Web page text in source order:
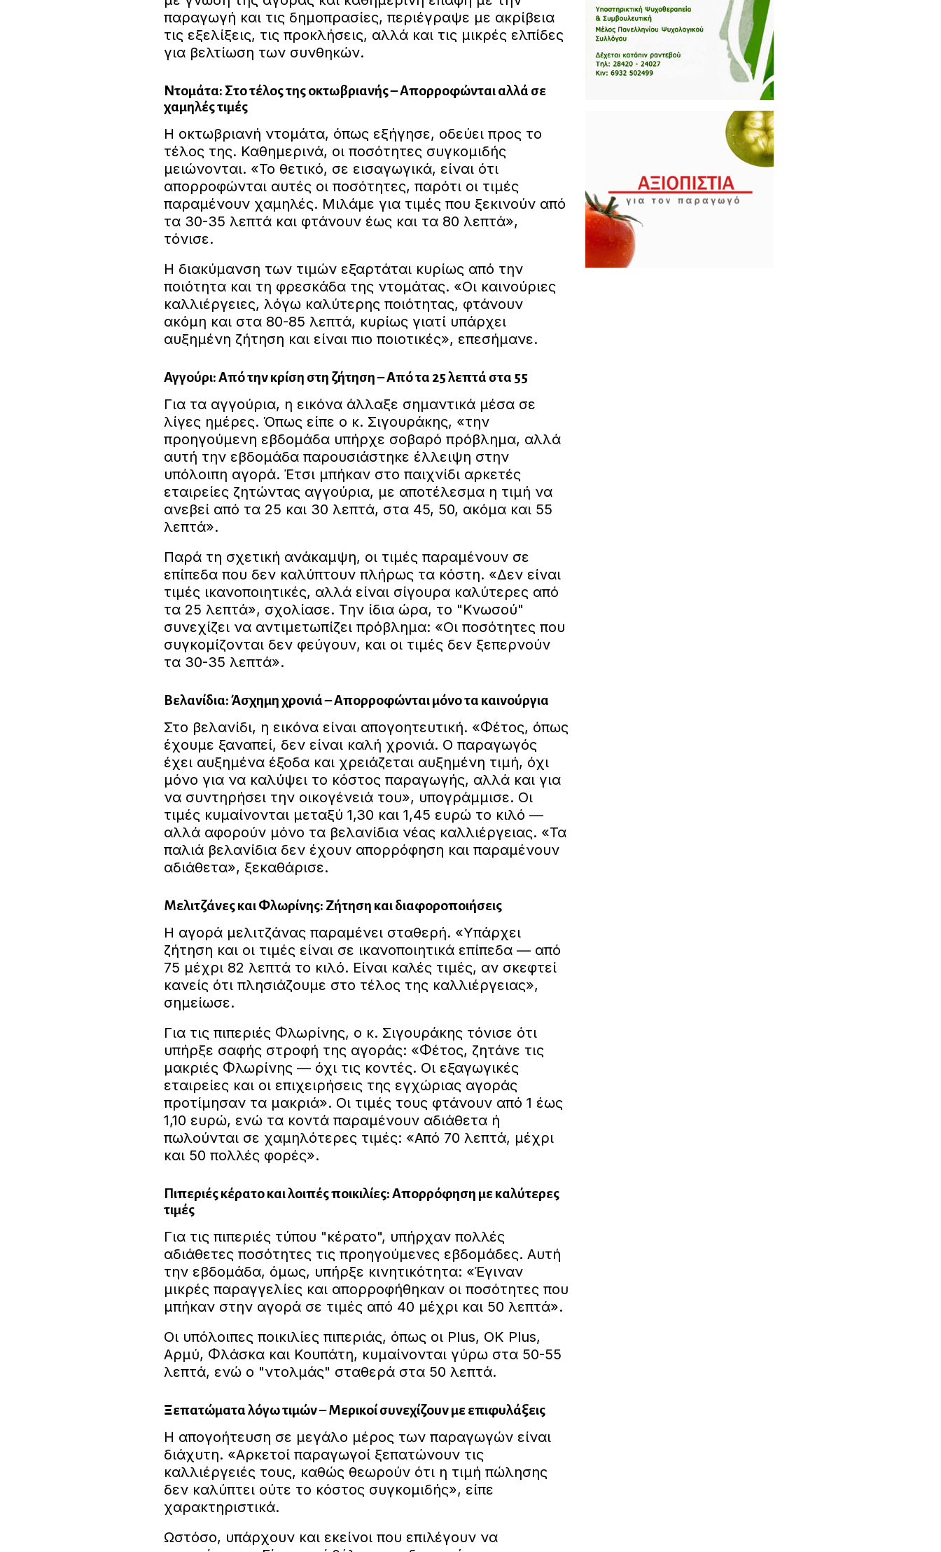
παραγωγή και τις δημοπρασίες, περιέγραψε με ακρίβεια
τις εξελίξεις, τις προκλήσεις, αλλά και τις μικρές ελπίδες
για βελτίωση των συνθηκών.
Ντομάτα: Στο τέλος της οκτωβριανής – Απορροφώνται αλλά σε
χαμηλές τιμές
Η οκτωβριανή ντομάτα, όπως εξήγησε, οδεύει προς το
τέλος της. Καθημερινά, οι ποσότητες συγκομιδής
μειώνονται. «Το θετικό, σε εισαγωγικά, είναι ότι
απορροφώνται αυτές οι ποσότητες, παρότι οι τιμές
παραμένουν χαμηλές. Μιλάμε για τιμές που ξεκινούν από
τα 30-35 λεπτά και φτάνουν έως και τα 80 λεπτά»,
τόνισε.
Η διακύμανση των τιμών εξαρτάται κυρίως από την
ποιότητα και τη φρεσκάδα της ντομάτας. «Οι καινούριες
καλλιέργειες, λόγω καλύτερης ποιότητας, φτάνουν
ακόμη και στα 80-85 λεπτά, κυρίως γιατί υπάρχει
αυξημένη ζήτηση και είναι πιο ποιοτικές», επεσήμανε.
Αγγούρι: Από την κρίση στη ζήτηση – Από τα 25 λεπτά στα 55
Για τα αγγούρια, η εικόνα άλλαξε σημαντικά μέσα σε
λίγες ημέρες. Όπως είπε ο κ. Σιγουράκης, «την
προηγούμενη εβδομάδα υπήρχε σοβαρό πρόβλημα, αλλά
αυτή την εβδομάδα παρουσιάστηκε έλλειψη στην
υπόλοιπη αγορά. Έτσι μπήκαν στο παιχνίδι αρκετές
εταιρείες ζητώντας αγγούρια, με αποτέλεσμα η τιμή να
ανεβεί από τα 25 και 30 λεπτά, στα 45, 50, ακόμα και 55
λεπτά».
Παρά τη σχετική ανάκαμψη, οι τιμές παραμένουν σε
επίπεδα που δεν καλύπτουν πλήρως τα κόστη. «Δεν είναι
τιμές ικανοποιητικές, αλλά είναι σίγουρα καλύτερες από
τα 25 λεπτά», σχολίασε. Την ίδια ώρα, το "Κνωσού"
συνεχίζει να αντιμετωπίζει πρόβλημα: «Οι ποσότητες που
συγκομίζονται δεν φεύγουν, και οι τιμές δεν ξεπερνούν
τα 30-35 λεπτά».
Βελανίδια: Άσχημη χρονιά – Απορροφώνται μόνο τα καινούργια
Στο βελανίδι, η εικόνα είναι απογοητευτική. «Φέτος, όπως
έχουμε ξαναπεί, δεν είναι καλή χρονιά. Ο παραγωγός
έχει αυξημένα έξοδα και χρειάζεται αυξημένη τιμή, όχι
μόνο για να καλύψει το κόστος παραγωγής, αλλά και για
να συντηρήσει την οικογένειά του», υπογράμμισε. Οι
τιμές κυμαίνονται μεταξύ 1,30 και 1,45 ευρώ το κιλό —
αλλά αφορούν μόνο τα βελανίδια νέας καλλιέργειας. «Τα
παλιά βελανίδια δεν έχουν απορρόφηση και παραμένουν
αδιάθετα», ξεκαθάρισε.
Μελιτζάνες και Φλωρίνης: Ζήτηση και διαφοροποιήσεις
Η αγορά μελιτζάνας παραμένει σταθερή. «Υπάρχει
ζήτηση και οι τιμές είναι σε ικανοποιητικά επίπεδα — από
75 μέχρι 82 λεπτά το κιλό. Είναι καλές τιμές, αν σκεφτεί
κανείς ότι πλησιάζουμε στο τέλος της καλλιέργειας»,
σημείωσε.
Για τις πιπεριές Φλωρίνης, ο κ. Σιγουράκης τόνισε ότι
υπήρξε σαφής στροφή της αγοράς: «Φέτος, ζητάνε τις
μακριές Φλωρίνης — όχι τις κοντές. Οι εξαγωγικές
εταιρείες και οι επιχειρήσεις της εγχώριας αγοράς
προτίμησαν τα μακριά». Οι τιμές τους φτάνουν από 1 έως
1,10 ευρώ, ενώ τα κοντά παραμένουν αδιάθετα ή
πωλούνται σε χαμηλότερες τιμές: «Από 70 λεπτά, μέχρι
και 50 πολλές φορές».
Πιπεριές κέρατο και λοιπές ποικιλίες: Απορρόφηση με καλύτερες
τιμές
Για τις πιπεριές τύπου "κέρατο", υπήρχαν πολλές
αδιάθετες ποσότητες τις προηγούμενες εβδομάδες. Αυτή
την εβδομάδα, όμως, υπήρξε κινητικότητα: «Έγιναν
μικρές παραγγελίες και απορροφήθηκαν οι ποσότητες που
μπήκαν στην αγορά σε τιμές από 40 μέχρι και 50 λεπτά».
Οι υπόλοιπες ποικιλίες πιπεριάς, όπως οι Plus, OK Plus,
Αρμύ, Φλάσκα και Κουπάτη, κυμαίνονται γύρω στα 50-55
λεπτά, ενώ ο "ντολμάς" σταθερά στα 50 λεπτά.
Ξεπατώματα λόγω τιμών – Μερικοί συνεχίζουν με επιφυλάξεις
Η απογοήτευση σε μεγάλο μέρος των παραγωγών είναι
διάχυτη. «Αρκετοί παραγωγοί ξεπατώνουν τις
καλλιέργειές τους, καθώς θεωρούν ότι η τιμή πώλησης
δεν καλύπτει ούτε το κόστος συγκομιδής», είπε
χαρακτηριστικά.
Ωστόσο, υπάρχουν και εκείνοι που επιλέγουν να